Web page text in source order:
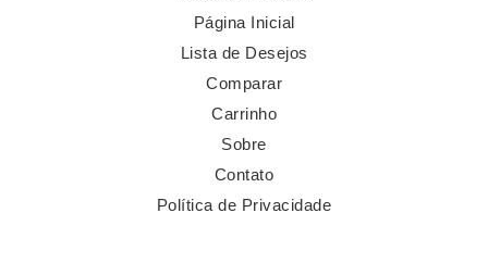
Página Inicial
Lista de Desejos
Comparar
Carrinho
Sobre
Contato
Política de Privacidade